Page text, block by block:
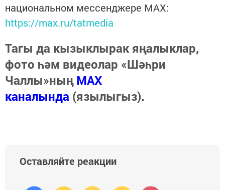
национальном мессенджере MАХ:
https://max.ru/tatmedia
Тагы да кызыклырак яңалыклар,
фото һәм видеолар «Шәһри
Чаллы»ныңMAX
каналында (язылыгыз).
Оставляйте реакции